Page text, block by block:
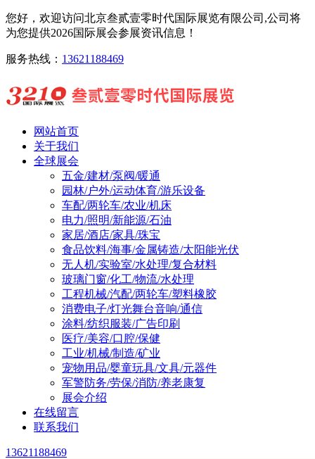
您好，欢迎访问北京叁贰壹零时代国际展览有限公司,公司将
为您提供2026国际展会参展资讯信息！
服务热线： 13621188469
网站首页
关于我们
全球展会
五金/建材/泵阀/暖通
园林/户外/运动体育/游乐设备
车配/两轮车/农业/机床
电力/照明/新能源/石油
家居/酒店/家具/珠宝
食品饮料/海事/金属铸造/太阳能光伏
无人机/实验室/水处理/复合材料
玻璃门窗/化工/物流/水处理
工程机械/汽配/两轮车/塑料橡胶
消费电子/灯光舞台音响/通信
涂料/纺织服装/广告印刷
医疗/美容/口腔/保健
工业/机械/制造/矿业
宠物用品/婴童玩具/文具/元器件
军警防务/劳保/消防/养老康复
展会介绍
在线留言
联系我们
13621188469